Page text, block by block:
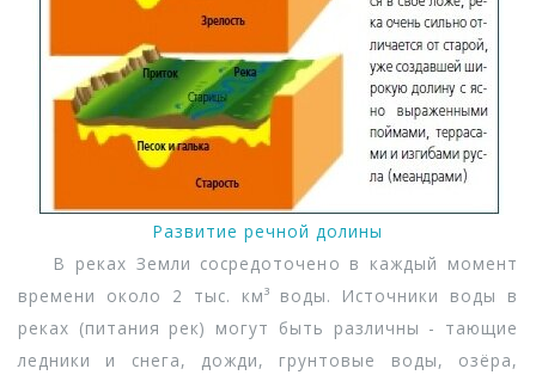
Развитие речной долины
В реках Земли сосредоточено в каждый момент
времени около 2 тыс. км³ воды. Источники воды в
реках (питания рек) могут быть различны - тающие
ледники и снега, дожди, грунтовые воды, озёра,